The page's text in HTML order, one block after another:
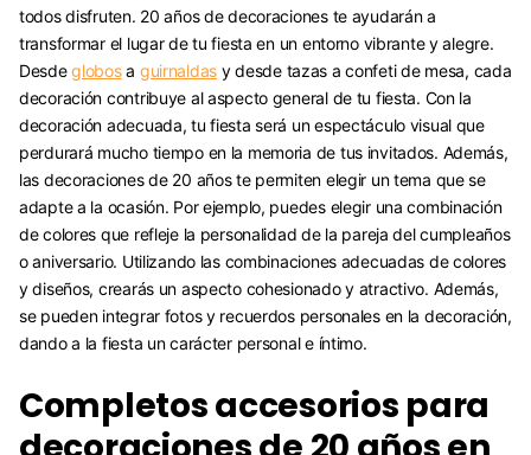
todos disfruten. 20 años de decoraciones te ayudarán a
transformar el lugar de tu fiesta en un entorno vibrante y alegre.
Desdeglobosa guirnaldas y desde tazas a confeti de mesa, cada
decoración contribuye al aspecto general de tu fiesta. Con la
decoración adecuada, tu fiesta será un espectáculo visual que
perdurará mucho tiempo en la memoria de tus invitados. Además,
las decoraciones de 20 años te permiten elegir un tema que se
adapte a la ocasión. Por ejemplo, puedes elegir una combinación
de colores que refleje la personalidad de la pareja del cumpleaños
o aniversario. Utilizando las combinaciones adecuadas de colores
y diseños, crearás un aspecto cohesionado y atractivo. Además,
se pueden integrar fotos y recuerdos personales en la decoración,
dando a la fiesta un carácter personal e íntimo.
Completos accesorios para